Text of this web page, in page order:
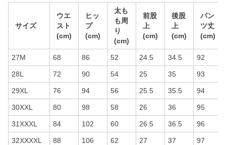
サイズ
ウエ
スト
(cm)
ヒッ
プ
(cm)
太も
も周
り
(cm)
前股
上
(cm)
後股
上
(cm)
パン
ツ丈
(cm)
27M 68 86 52 24.5 34.5 92
28L 72 90 54 25 35 93
29XL 76 94 56 25.5 35.5 94
30XXL 80 98 58 26 36 95
31XXXL 84 102 60 26.5 36.5 96
32XXXXL 88 106 62 27 37 97